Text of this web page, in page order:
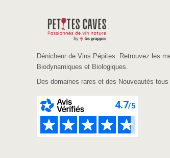
Dénicheur de Vins Pépites. Retrouvez les
Biodynamiques et Biologiques.
Des domaines rares et des Nouveautés tous